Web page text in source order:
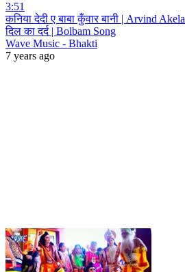
3:51
कनिया देदी ए बाबा कुँवार बानी | Arvind
दिल का दर्द | Bolbam Song
Wave Music - Bhakti
7 years ago